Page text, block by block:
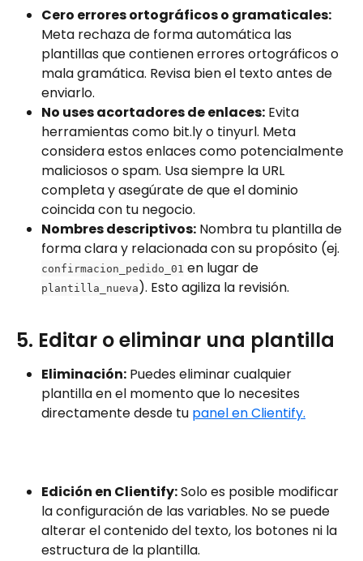
Cero errores ortográficos o gramaticales:
Meta rechaza de forma automática las
plantillas que contienen errores ortográficos o
mala gramática. Revisa bien el texto antes de
enviarlo.
No uses acortadores de enlaces: Evita
herramientas como bit.ly o tinyurl. Meta
considera estos enlaces como potencialmente
maliciosos o spam. Usa siempre la URL
completa y asegúrate de que el dominio
coincida con tu negocio.
Nombres descriptivos: Nombra tu plantilla de
forma clara y relacionada con su propósito (ej.
confirmacion_pedido_01 en lugar de
plantilla_nueva ). Esto agiliza la revisión.
5. Editar o eliminar una plantilla
Eliminación: Puedes eliminar cualquier
plantilla en el momento que lo necesites
directamente desde tu panel en Clientify.
Edición en Clientify: Solo es posible modificar
la configuración de las variables. No se puede
alterar el contenido del texto, los botones ni la
estructura de la plantilla.